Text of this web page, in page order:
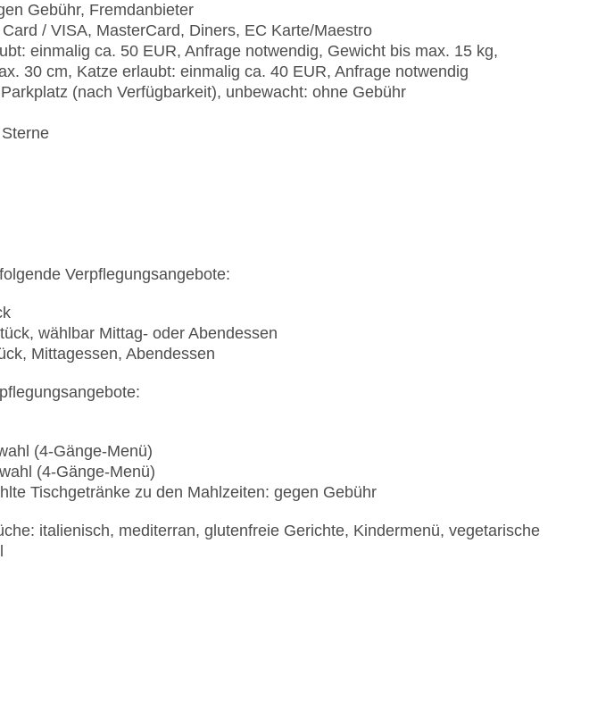
Gebühr, Fremdanbieter
/ VISA, MasterCard, Diners, EC Karte/Maestro
einmalig ca. 50 EUR, Anfrage notwendig, Gewicht bis max. 15 kg,
30 cm, Katze erlaubt: einmalig ca. 40 EUR, Anfrage notwendig
(nach Verfügbarkeit), unbewacht: ohne Gebühr
Verpflegungsangebote:
wählbar Mittag- oder Abendessen
Mittagessen, Abendessen
(4-Gänge-Menü)
(4-Gänge-Menü)
Tischgetränke zu den Mahlzeiten: gegen Gebühr
italienisch, mediterran, glutenfreie Gerichte, Kindermenü, vegetarische